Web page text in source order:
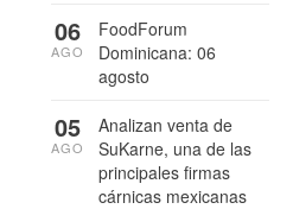
FoodForum
Dominicana: 06
agosto
06
AGO
Analizan venta de
SuKarne, una de las
principales firmas
cárnicas mexicanas
05
AGO